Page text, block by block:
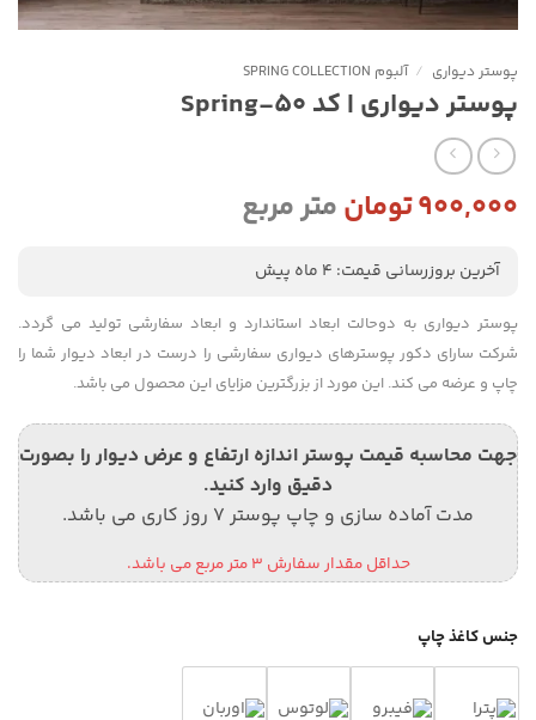
پوستر دیواری / آلبوم SPRING COLLECTION
پوستر دیواری | کد Spring-50
۹۰۰,۰۰۰تومانمتر مربع
آخرین بروزرسانی قیمت: 4 ماه پیش
پوستر دیواری به دوحالت ابعاد استاندارد و ابعاد سفارشی تولید می گردد.
شرکت سارای دکور پوسترهای دیواری سفارشی را درست در ابعاد دیوار شما را
چاپ و عرضه می کند. این مورد از بزرگترین مزایای این محصول می باشد.
جهت محاسبه قیمت پوستر اندازه ارتفاع و عرض دیوار را بصورت
دقیق وارد کنید.
مدت آماده سازی و چاپ پوستر 7 روز کاری می باشد.
حداقل مقدار سفارش 3 متر مربع می باشد.
جنس کاغذ چاپ